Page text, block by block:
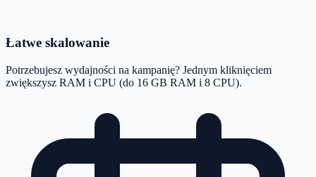
Łatwe skalowanie
Potrzebujesz wydajności na kampanię? Jednym kliknięciem
zwiększysz RAM i CPU (do 16 GB RAM i 8 CPU).